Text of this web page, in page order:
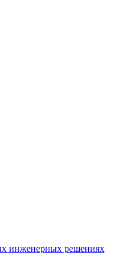
инженерных решениях